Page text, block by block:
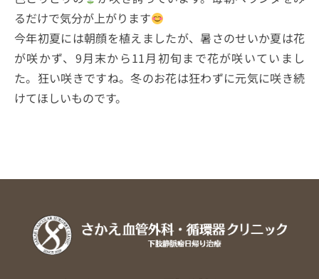
るだけで気分が上がります
今年初夏には朝顔を植えましたが、暑さのせいか夏は花
が咲かず、9月末から11月初旬まで花が咲いていまし
た。狂い咲きですね。冬のお花は狂わずに元気に咲き続
けてほしいものです。